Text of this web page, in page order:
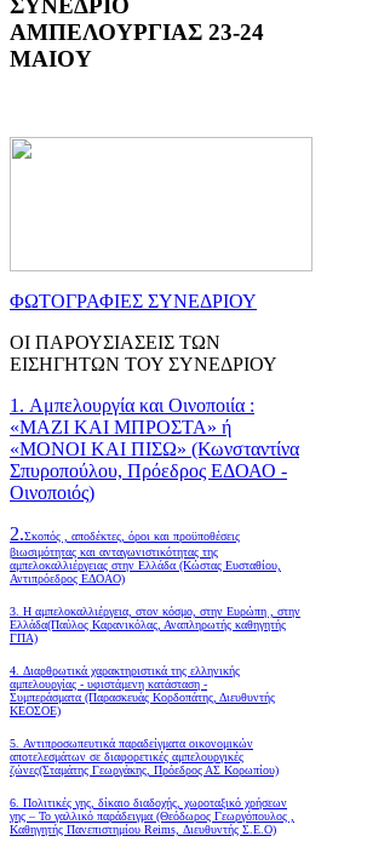
ΣΥΝΕΔΡΙΟ
ΑΜΠΕΛΟΥΡΓΙΑΣ 23-24
ΜΑΙΟΥ
ΦΩΤΟΓΡΑΦΙΕΣ ΣΥΝΕΔΡΙΟΥ
ΟΙ ΠΑΡΟΥΣΙΑΣΕΙΣ ΤΩΝ
ΕΙΣΗΓΗΤΩΝ ΤΟΥ ΣΥΝΕΔΡΙΟΥ
1. Αμπελουργία και Οινοποιία :
«ΜΑΖΙ ΚΑΙ ΜΠΡΟΣΤΑ» ή
«ΜΟΝΟΙ ΚΑΙ ΠΙΣΩ» (Κωνσταντίνα
Σπυροπούλου, Πρόεδρος ΕΔΟΑΟ -
Οινοποιός)
2.Σκοπός , αποδέκτες, όροι και προϋποθέσεις
βιωσιμότητας και ανταγωνιστικότητας της
αμπελοκαλλιέργειας στην Ελλάδα (Κώστας Ευσταθίου,
Αντιπρόεδρος ΕΔΟΑΟ)
3. Η αμπελοκαλλιέργεια, στον κόσμο, στην Ευρώπη , στην
Ελλάδα(Παύλος Καρανικόλας, Αναπληρωτής καθηγητής
ΓΠΑ)
4. Διαρθρωτικά χαρακτηριστικά της ελληνικής
αμπελουργίας - υφιστάμενη κατάσταση -
Συμπεράσματα (Παρασκευάς Κορδοπάτης, Διευθυντής
ΚΕΟΣΟΕ)
5. Αντιπροσωπευτικά παραδείγματα οικονομικών
αποτελεσμάτων σε διαφορετικές αμπελουργικές
ζώνες(Σταμάτης Γεωργάκης, Πρόεδρος ΑΣ Κορωπίου)
6. Πολιτικές γης, δίκαιο διαδοχής, χωροταξικό χρήσεων
γης – Το γαλλικό παράδειγμα (Θεόδωρος Γεωργόπουλος ,
Καθηγητής Πανεπιστημίου Reims, Διευθυντής Σ.Ε.Ο)